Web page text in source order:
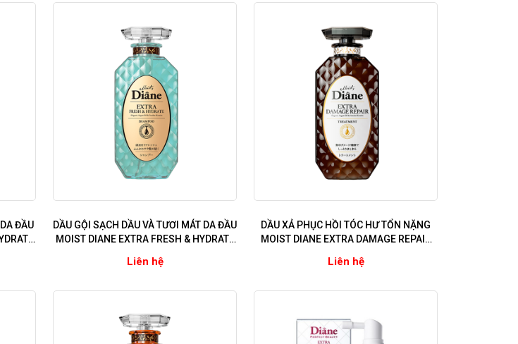
ĐẦU
DẦU GỘI SẠCH DẦU VÀ TƯƠI MÁT DA ĐẦU
MOIST DIANE EXTRA FRESH & HYDRATE
Liên hệ
DẦU XẢ PHỤC HỒI TÓC HƯ TỔN NẶNG
MOIST DIANE EXTRA DAMAGE REPAIR
nhuộm, ép)
Liên hệ